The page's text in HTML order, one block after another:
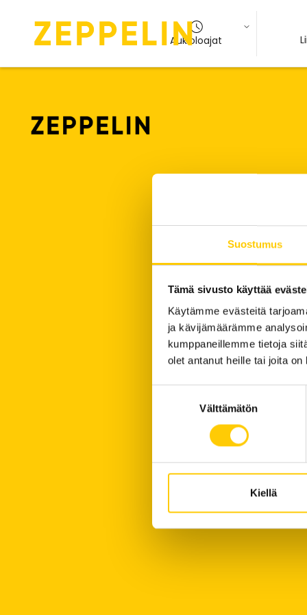
Suostumus
Tämä sivusto käyttää
Käytämme evästeitä
ja kävijämäärämme
kumppaneillemme tietoja
olet antanut heille tai joita
Välttämätön
Kiellä
Aukioloajat